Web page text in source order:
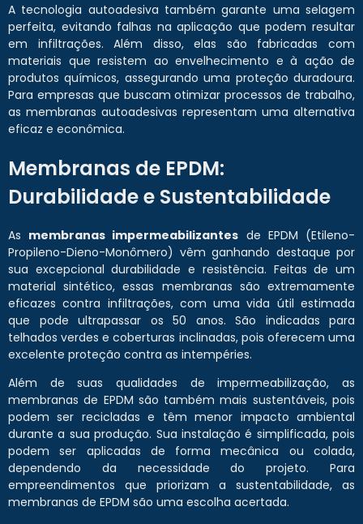
A tecnologia autoadesiva também garante uma selagem
perfeita, evitando falhas na aplicação que podem resultar
em infiltrações. Além disso, elas são fabricadas com
materiais que resistem ao envelhecimento e à ação de
produtos químicos, assegurando uma proteção duradoura.
Para empresas que buscam otimizar processos de trabalho,
as membranas autoadesivas representam uma alternativa
eficaz e econômica.
Membranas de EPDM:
Durabilidade e Sustentabilidade
As membranas impermeabilizantes de EPDM (Etileno-
Propileno-Dieno-Monômero) vêm ganhando destaque por
sua excepcional durabilidade e resistência. Feitas de um
material sintético, essas membranas são extremamente
eficazes contra infiltrações, com uma vida útil estimada
que pode ultrapassar os 50 anos. São indicadas para
telhados verdes e coberturas inclinadas, pois oferecem uma
excelente proteção contra as intempéries.
Além de suas qualidades de impermeabilização, as
membranas de EPDM são também mais sustentáveis, pois
podem ser recicladas e têm menor impacto ambiental
durante a sua produção. Sua instalação é simplificada, pois
podem ser aplicadas de forma mecânica ou colada,
dependendo da necessidade do projeto. Para
empreendimentos que priorizam a sustentabilidade, as
membranas de EPDM são uma escolha acertada.